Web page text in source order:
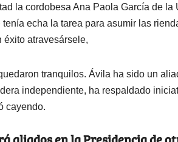
la cordobesa Ana Paola García de la
echa la tarea para asumir las
éxito atravesársele,
tranquilos. Ávila ha sido un
independiente, ha respaldado
cayendo.